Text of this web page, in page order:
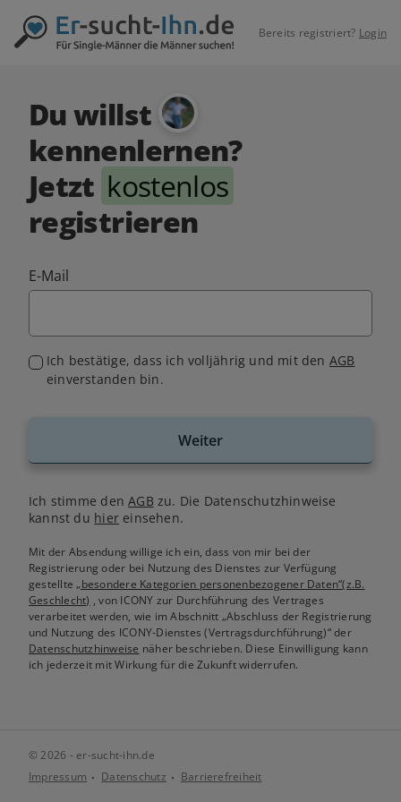
Bereits registriert? Login
Du willst
kennenlernen?
Jetzt kostenlos
registrieren
E-Mail
Ich bestätige, dass ich volljährig und mit den AGB
einverstanden bin.
Weiter
Ich stimme denAGB zu. Die Datenschutzhinweise
kannst du hiereinsehen.
Mit der Absendung willige ich ein, dass von mir bei der
Registrierung oder bei Nutzung des Dienstes zur Verfügung
gestellte„besondere Kategorien personenbezogener Daten“(z.B.
Geschlecht) , von ICONY zur Durchführung des Vertrages
verarbeitet werden, wie im Abschnitt „Abschluss der Registrierung
und Nutzung des ICONY-Dienstes (Vertragsdurchführung)“ der
Datenschutzhinweise näher beschrieben. Diese Einwilligung kann
ich jederzeit mit Wirkung für die Zukunft widerrufen.
© 2026 - er-sucht-ihn.de
Impressum
Datenschutz Barrierefreiheit